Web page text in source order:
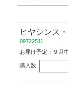
ヒヤシンス
09722511
お届け予定：９月
購入数